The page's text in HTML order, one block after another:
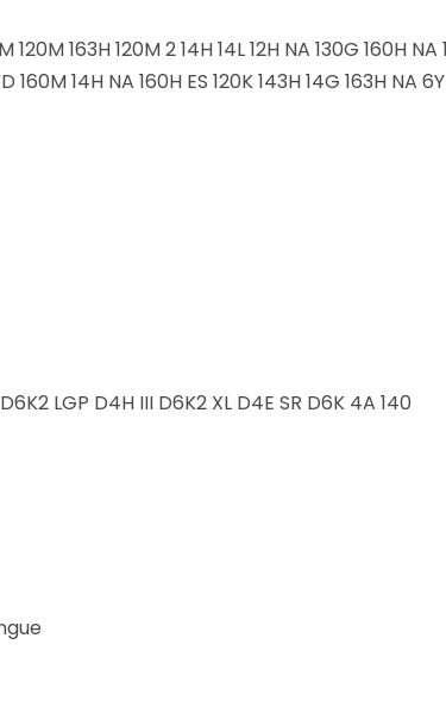
163H 120M 2 14H 14L 12H NA 130G 160H
14H NA 160H ES 120K 143H 14G 163H NA
LGP D4H III D6K2 XL D4E SR D6K 4A 140